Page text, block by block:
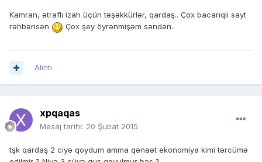
Kamran, ətraflı izah üçün təşəkkürlər, qardaş.. Çox bacarıqlı sayt
rəhbərisən
Çox şey öyrənmişəm səndən..
Alıntı
xpqaqas
Mesaj tarihi: 20 Şubat 2015
tşk qardaş 2 ciyə qoydum amma qənaət ekonomiya kimi tərcümə